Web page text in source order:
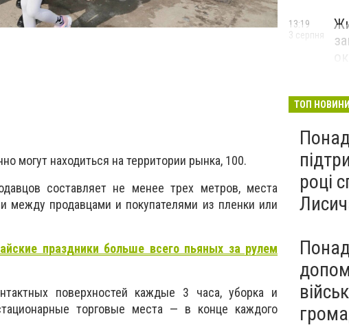
могут находиться на территории рынка, 100.
составляет не менее трех метров, места
между продавцами и покупателями из пленки или
праздники больше всего пьяных за рулем
поверхностей каждые 3 часа, уборка и
торговые места — в конце каждого
13:19
3 серпня
ТОП НОВИНИ
році